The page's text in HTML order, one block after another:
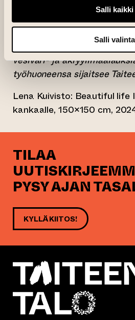
Salli kaikki
Salli valinta
tuli lapsen myötä
jatkui, kun hän toimi
yläkoulussa ja lukiossa.
Lena Kuivisto on pääasiassa
vesiväri- ja
työhuoneensa sijaitsee
Lena Kuivisto: Beautiful life
kankaalle, 150×150 cm,
TILAA
PYSY AJAN
KYLLÄ KIITOS!